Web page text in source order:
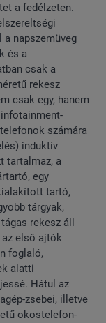
a fedélzeten.
napszemüveg
és a
csak a
rekesz
csak egy, hanem
számára
induktív
tartalmaz, a
egy
tartó,
tárgyak,
rekesz áll
az első ajtók
foglaló,
alatti
Hátul az
zsebei, illetve
okostelefon-